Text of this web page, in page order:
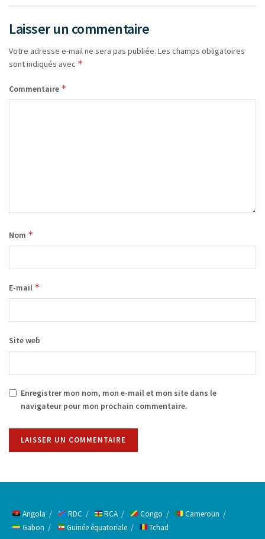
Laisser un commentaire
Votre adresse e-mail ne sera pas publiée. Les champs obligatoires
sont indiqués avec *
Commentaire *
Nom *
E-mail *
Site web
Enregistrer mon nom, mon e-mail et mon site dans le
navigateur pour mon prochain commentaire.
Angola RDC RCA Congo
Cameroun
Gabon
Guinée équatoriale Tchad